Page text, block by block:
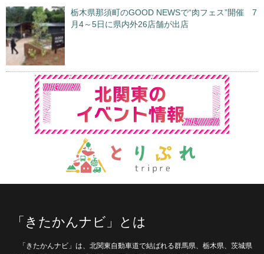
栃木県那須町のGOOD NEWSで“肉フェス”開催 7
月4～5日に県内外26店舗が出店
「きたかんナビ」とは
「きたかんナビ」は、北関東自動車道で結ばれる群馬県、栃木県、茨城県